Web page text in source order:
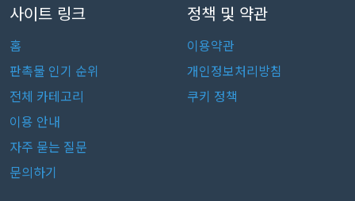
사이트 링크
홈
판촉물 인기 순위
전체 카테고리
이용 안내
자주 묻는 질문
문의하기
정책 및 약관
이용약관
개인정보처리방침
쿠키 정책